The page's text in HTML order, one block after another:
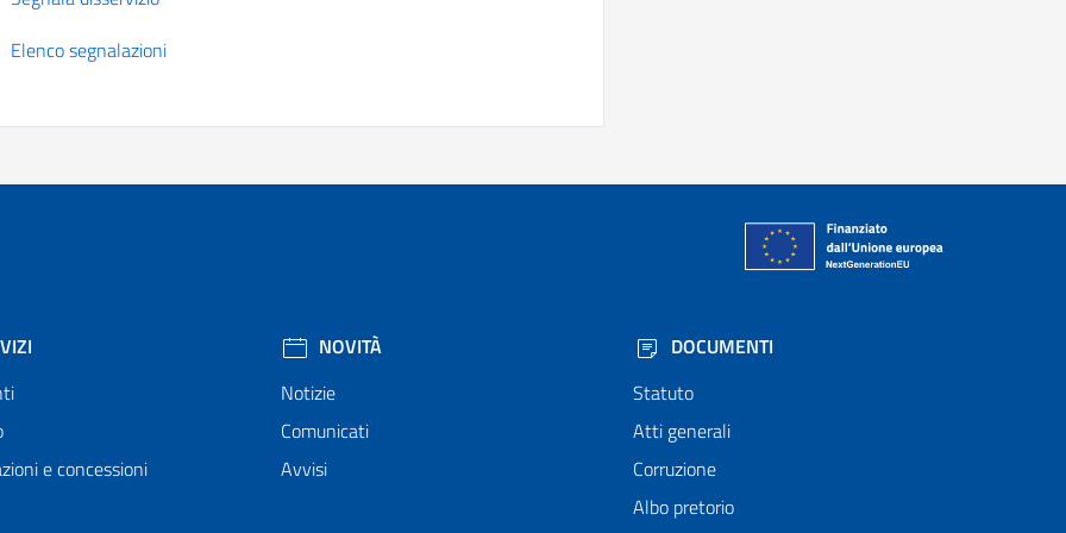
Elenco segnalazioni
e concessioni
NOVITÀ
Notizie
Comunicati
Avvisi
DOCUMENTI
Statuto
Atti generali
Corruzione
Albo pretorio